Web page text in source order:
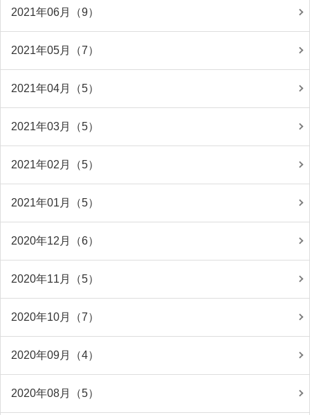
2021年06月（9）
2021年05月（7）
2021年04月（5）
2021年03月（5）
2021年02月（5）
2021年01月（5）
2020年12月（6）
2020年11月（5）
2020年10月（7）
2020年09月（4）
2020年08月（5）